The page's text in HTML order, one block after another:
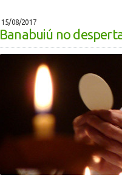
15/08/2017
Banabuiú no